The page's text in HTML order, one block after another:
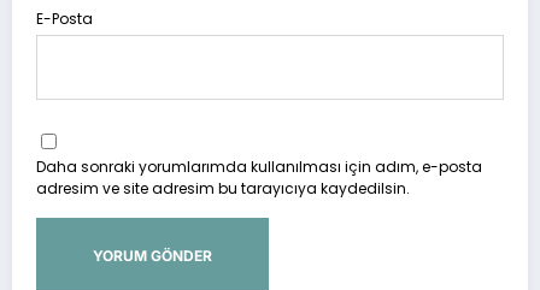
E-Posta
Daha sonraki yorumlarımda kullanılması için adım, e-posta
adresim ve site adresim bu tarayıcıya kaydedilsin.